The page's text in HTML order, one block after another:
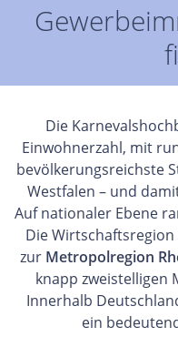
Die
Einwohnerzahl, mit
bevölkerungsreichste
Westfalen – und
Auf nationaler Ebene
Die
zur Metropolregion
knapp zweistelligen
Innerhalb
ein